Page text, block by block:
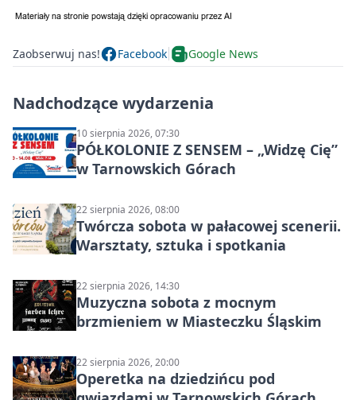
Zaobserwuj nas! Facebook Google News
Nadchodzące wydarzenia
10 sierpnia 2026, 07:30
PÓŁKOLONIE Z SENSEM – „Widzę Cię”
w Tarnowskich Górach
22 sierpnia 2026, 08:00
Twórcza sobota w pałacowej scenerii.
Warsztaty, sztuka i spotkania
22 sierpnia 2026, 14:30
Muzyczna sobota z mocnym
brzmieniem w Miasteczku Śląskim
22 sierpnia 2026, 20:00
Operetka na dziedzińcu pod